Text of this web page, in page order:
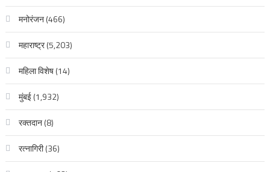
मनोरंजन(466)
महाराष्ट्र(5,203)
महिला विशेष(14)
मुंबई(1,932)
रक्‍तदान(8)
रत्नागिरी(36)